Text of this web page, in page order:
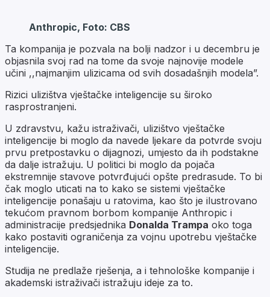
Anthropic, Foto: CBS
Ta kompanija je pozvala na bolji nadzor i u decembru je
objasnila svoj rad na tome da svoje najnovije modele
učini ,,najmanjim ulizicama od svih dosadašnjih modela”.
Rizici ulizištva vještačke inteligencije su široko
rasprostranjeni.
U zdravstvu, kažu istraživači, ulizištvo vještačke
inteligencije bi moglo da navede ljekare da potvrde svoju
prvu pretpostavku o dijagnozi, umjesto da ih podstakne
da dalje istražuju. U politici bi moglo da pojača
ekstremnije stavove potvrđujući opšte predrasude. To bi
čak moglo uticati na to kako se sistemi vještačke
inteligencije ponašaju u ratovima, kao što je ilustrovano
tekućom pravnom borbom kompanije Anthropic i
administracije predsjednika Donalda Trampa oko toga
kako postaviti ograničenja za vojnu upotrebu vještačke
inteligencije.
Studija ne predlaže rješenja, a i tehnološke kompanije i
akademski istraživači istražuju ideje za to.